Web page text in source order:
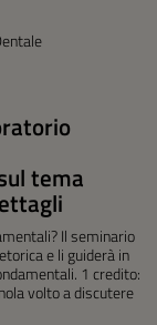
tema
Il seminario
e li guiderà in
1 credito:
volto a discutere